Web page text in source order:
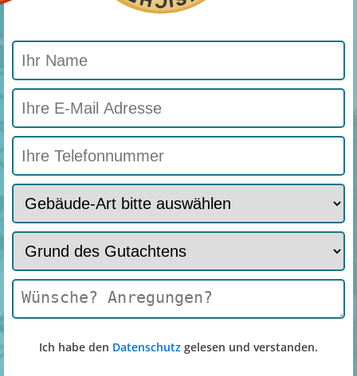
Ich habe den Datenschutz gelesen und verstanden.